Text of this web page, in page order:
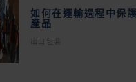
如何在運輸過程中保
產品
出口包裝